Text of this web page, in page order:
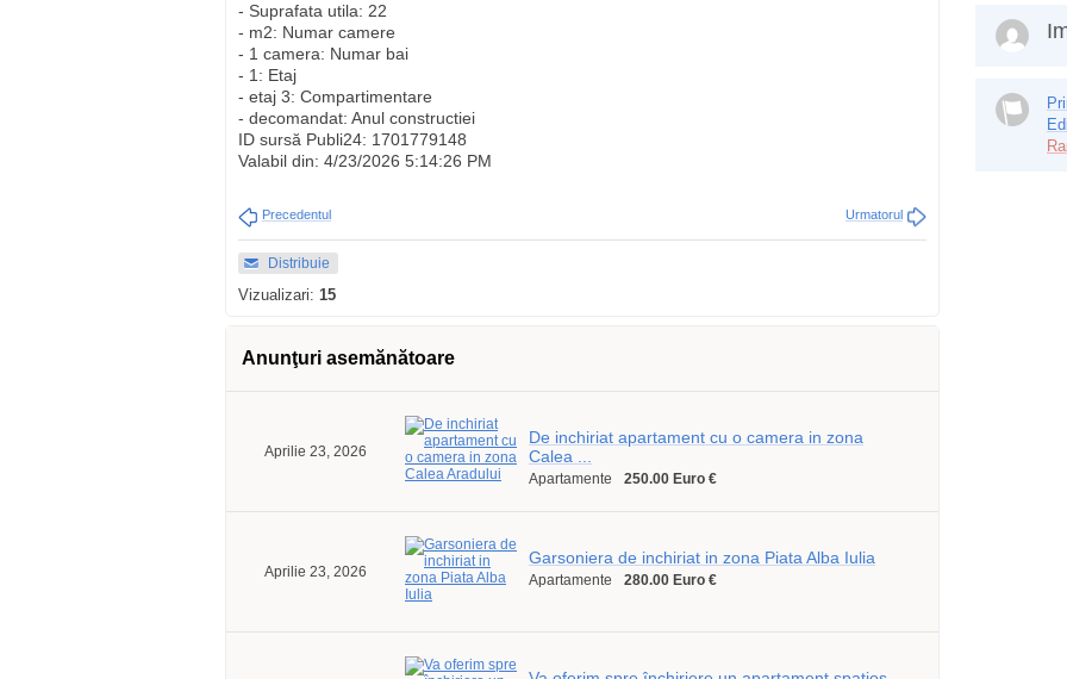
- Suprafata utila: 22
- m2: Numar camere
- 1 camera: Numar bai
- 1: Etaj
- etaj 3: Compartimentare
- decomandat: Anul constructiei
ID sursă Publi24: 1701779148
Valabil din: 4/23/2026 5:14:26 PM
Precedentul Urmatorul
Distribuie
Vizualizari: 15
Anunţuri asemănătoare
Aprilie 23, 2026
De inchiriat apartament cu o camera in zona
Calea ...
Apartamente 250.00 Euro €
Aprilie 23, 2026
Garsoniera de inchiriat in zona Piata Alba Iulia
Apartamente 280.00 Euro €